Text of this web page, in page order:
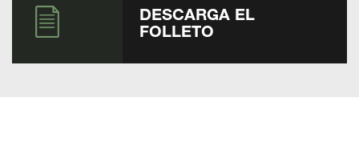
DESCARGA EL
FOLLETO